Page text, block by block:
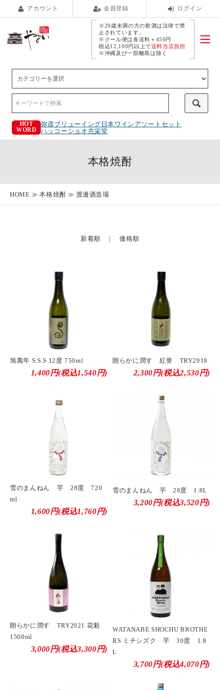
アカウント 会員登録 ログイン
※20歳未満の方の飲酒は法律で禁
止されています。
※クール便は各送料＋450円
税込12,100円以上で送料当店負担
※沖縄及び一部離島は除く
HOT
WORD
弥彦ブリューイング 日本ワインアソートセット
ハッコーショオ共栄堂
本格焼酎
HOME 本格焼酎 渡邊酒造場
新着順 |価格順
旭萬年 S.S.S 12度 750ml
1,400円(税込1,540円)
朗らかに潤す 紅誉 TRY2018
2,300円(税込2,530円)
雪のまんねん 芋 28度 720
ml
1,600円(税込1,760円)
雪のまんねん 芋 28度 1.8L
3,200円(税込3,520円)
朗らかに潤す TRY2021 花魁
1500ml
3,000円(税込3,300円)
WATANABE SHOCHU BROTHE
RS ミチシズク 芋 30度 1.8
L
3,700円(税込4,070円)